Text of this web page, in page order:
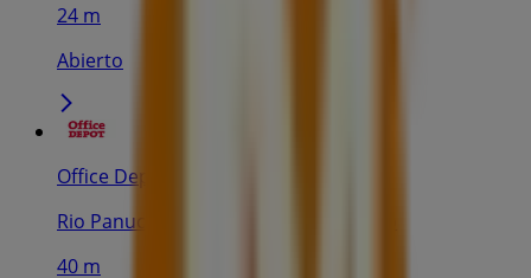
24 m
Abierto
Office Depot
Rio Panuco No. 127, Ciudad de México
40 m